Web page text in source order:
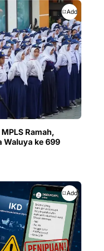
Add
Ramah,
Waluya ke 699
Add